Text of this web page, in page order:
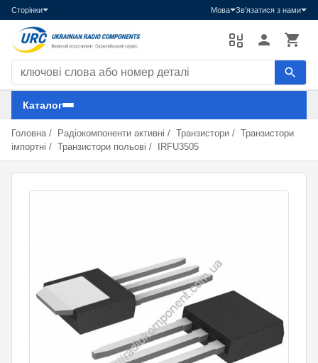
Сторінки Мова Зв'язатися з нами
Пошук компонентів
Каталог
Головна / Радіокомпоненти активні / Транзистори / Транзистори
імпортні / Транзистори польові / IRFU3505